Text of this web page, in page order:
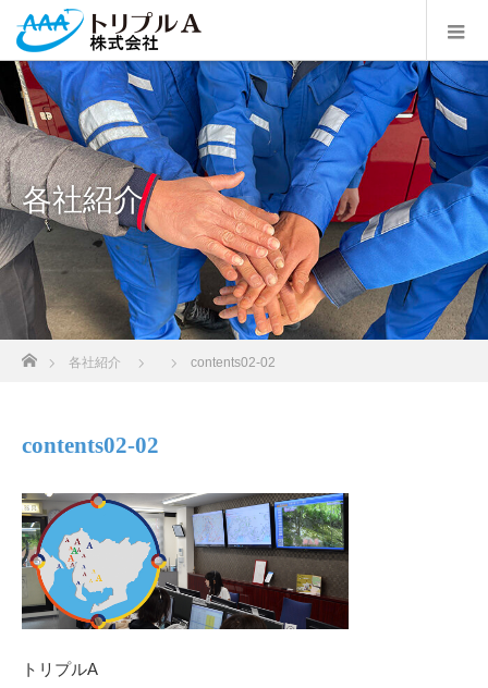
各社紹介
ホーム
各社紹介 contents02-02
contents02-02
トリプルA